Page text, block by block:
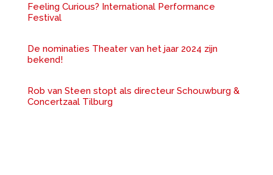
Feeling Curious? International Performance
Festival
De nominaties Theater van het jaar 2024 zijn
bekend!
Rob van Steen stopt als directeur Schouwburg &
Concertzaal Tilburg